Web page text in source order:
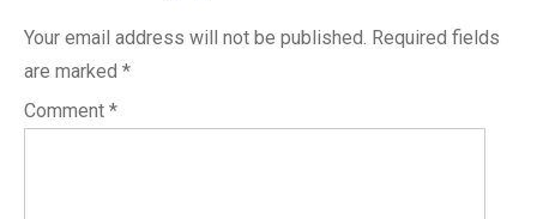
Your email address will not be published. Required fields
are marked *
Comment *